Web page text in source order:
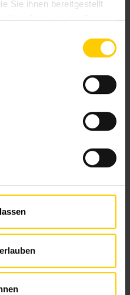
Sie ihnen bereitgestellt
Ihrer Nutzung der Dienste
angenehmes